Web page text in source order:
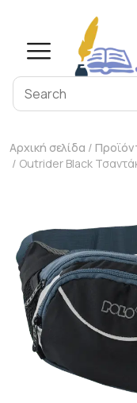
Αρχική σελίδα /
/ Outrider Black